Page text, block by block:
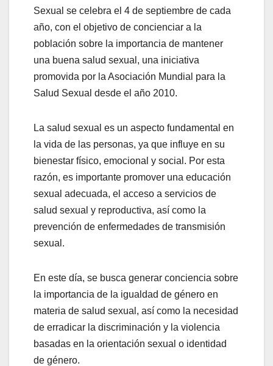
Sexual se celebra el 4 de septiembre de cada
año, con el objetivo de concienciar a la
población sobre la importancia de mantener
una buena salud sexual, una iniciativa
promovida por la Asociación Mundial para la
Salud Sexual desde el año 2010.
La salud sexual es un aspecto fundamental en
la vida de las personas, ya que influye en su
bienestar físico, emocional y social. Por esta
razón, es importante promover una educación
sexual adecuada, el acceso a servicios de
salud sexual y reproductiva, así como la
prevención de enfermedades de transmisión
sexual.
En este día, se busca generar conciencia sobre
la importancia de la igualdad de género en
materia de salud sexual, así como la necesidad
de erradicar la discriminación y la violencia
basadas en la orientación sexual o identidad
de género.